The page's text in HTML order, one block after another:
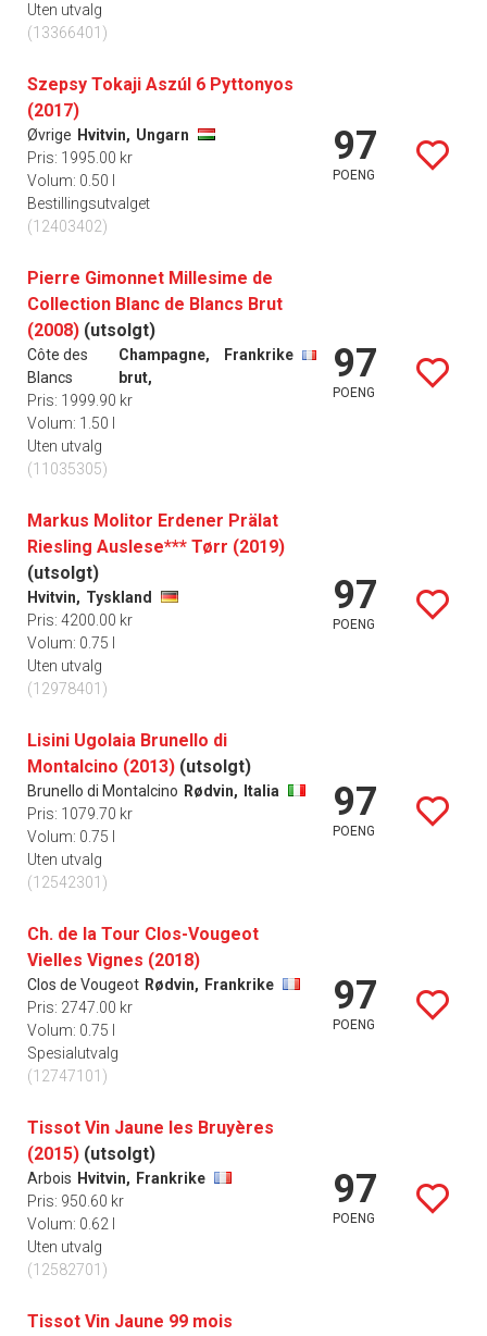
Uten utvalg
(13366401)
Szepsy Tokaji Aszúl 6 Pyttonyos
(2017)
Øvrige Hvitvin, Ungarn
Pris: 1995.00 kr
Volum: 0.50 l
Bestillingsutvalget
(12403402)
97
POENG
Pierre Gimonnet Millesime de
Collection Blanc de Blancs Brut
(2008) (utsolgt)
Côte des
Blancs
Champagne,
brut,
Frankrike
Pris: 1999.90 kr
Volum: 1.50 l
Uten utvalg
(11035305)
97
POENG
Markus Molitor Erdener Prälat
Riesling Auslese*** Tørr (2019)
(utsolgt)
Hvitvin, Tyskland
Pris: 4200.00 kr
Volum: 0.75 l
Uten utvalg
(12978401)
97
POENG
Lisini Ugolaia Brunello di
Montalcino (2013) (utsolgt)
Brunello di Montalcino Rødvin,
Italia
Pris: 1079.70 kr
Volum: 0.75 l
Uten utvalg
(12542301)
97
POENG
Ch. de la Tour Clos-Vougeot
Vielles Vignes (2018)
Clos de Vougeot Rødvin, Frankrike
Pris: 2747.00 kr
Volum: 0.75 l
Spesialutvalg
(12747101)
97
POENG
Tissot Vin Jaune les Bruyères
(2015) (utsolgt)
Arbois Hvitvin, Frankrike
Pris: 950.60 kr
Volum: 0.62 l
Uten utvalg
(12582701)
97
POENG
Tissot Vin Jaune 99 mois